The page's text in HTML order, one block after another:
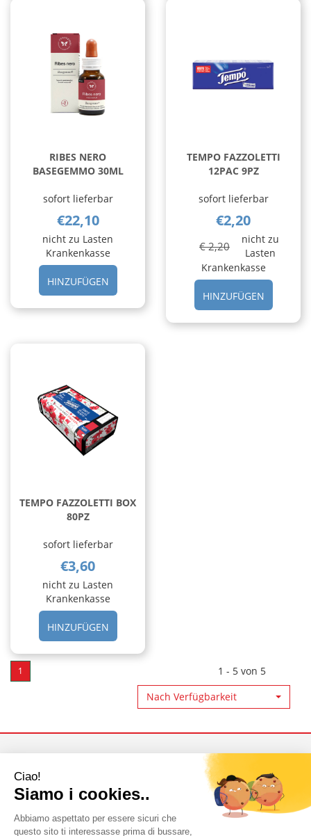
RIBES NERO
BASEGEMMO 30ML
sofort lieferbar
€22,10
nicht zu Lasten
Krankenkasse
HINZUFÜGENHINZUFÜGEN RIBES
NERO
BASEGEMMO
TEMPO FAZZOLETTI
12PAC 9PZ
sofort lieferbar
€2,20
€ 2,20
nicht zu
Lasten
Krankenkasse
HINZUFÜGEN
12PAC
TEMPO FAZZOLETTI BOX
80PZ
sofort lieferbar
€3,60
nicht zu Lasten
Krankenkasse
HINZUFÜGENHINZUFÜGEN TEMPO
FAZZOLETTI
BOX
CARRELLO
1
1 - 5 von 5
Nach Verfügbarkeit
Benutzer Bereich
Zahlungsarten
Versand- und
Abholmöglichkeiten
Direkter Link
Verkaufsbedingungen
Datenschutzerklärung